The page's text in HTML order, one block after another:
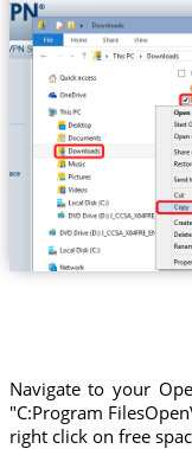
Navigate to your
"C:Program
right click on free